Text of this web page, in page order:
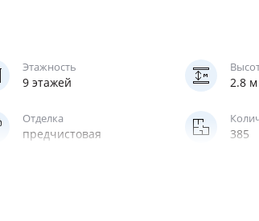
Этажность
9 этажей 2.8 м
Отделка
предчистовая 385